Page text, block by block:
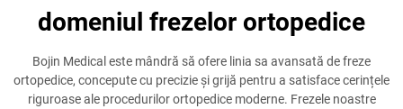
domeniul frezelor ortopedice
Bojin Medical este mândră să ofere linia sa avansată de freze
ortopedice, concepute cu precizie și grijă pentru a satisface cerințele
riguroase ale procedurilor ortopedice moderne. Frezele noastre